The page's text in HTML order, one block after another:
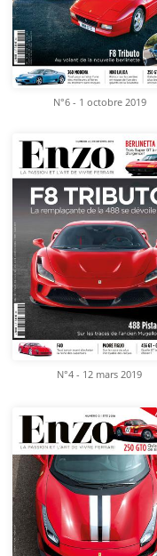
N°6 - 1 octobre 2019
N°4 - 12 mars 2019